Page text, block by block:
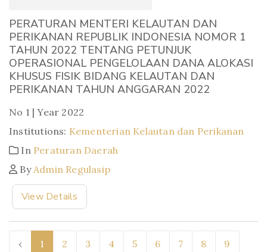
PERATURAN MENTERI KELAUTAN DAN
PERIKANAN REPUBLIK INDONESIA NOMOR 1
TAHUN 2022 TENTANG PETUNJUK
OPERASIONAL PENGELOLAAN DANA ALOKASI
KHUSUS FISIK BIDANG KELAUTAN DAN
PERIKANAN TAHUN ANGGARAN 2022
No 1 | Year 2022
Institutions: Kementerian Kelautan dan Perikanan
In Peraturan Daerah
ByAdmin Regulasip
View Details
‹ 1 2 3 4 5 6 7 8 9